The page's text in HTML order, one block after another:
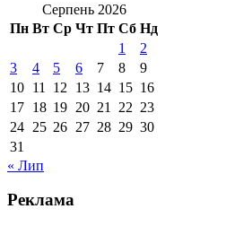
Серпень 2026
Пн Вт Ср Чт Пт Сб Нд
1
2
3
4 5 6 7 8
9
10 11 12 13 14 15 16
17 18 19 20 21 22 23
24 25 26 27 28 29 30
31
« Лип
Реклама